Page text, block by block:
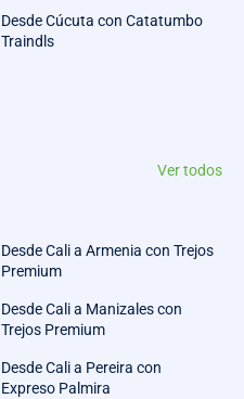
Desde Cúcuta con Catatumbo
Traindls
Ver todos
Desde Cali a Armenia con Trejos
Premium
Desde Cali a Manizales con
Trejos Premium
Desde Cali a Pereira con
Expreso Palmira